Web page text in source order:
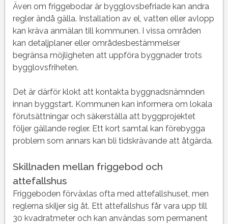
Även om friggebodar är bygglovsbefriade kan andra
regler ändå gälla. Installation av el, vatten eller avlopp
kan kräva anmälan till kommunen. I vissa områden
kan detaljplaner eller områdesbestämmelser
begränsa möjligheten att uppföra byggnader trots
bygglovsfriheten.
Det är därför klokt att kontakta byggnadsnämnden
innan byggstart. Kommunen kan informera om lokala
förutsättningar och säkerställa att byggprojektet
följer gällande regler. Ett kort samtal kan förebygga
problem som annars kan bli tidskrävande att åtgärda.
Skillnaden mellan friggebod och
attefallshus
Friggeboden förväxlas ofta med attefallshuset, men
reglerna skiljer sig åt. Ett attefallshus får vara upp till
30 kvadratmeter och kan användas som permanent